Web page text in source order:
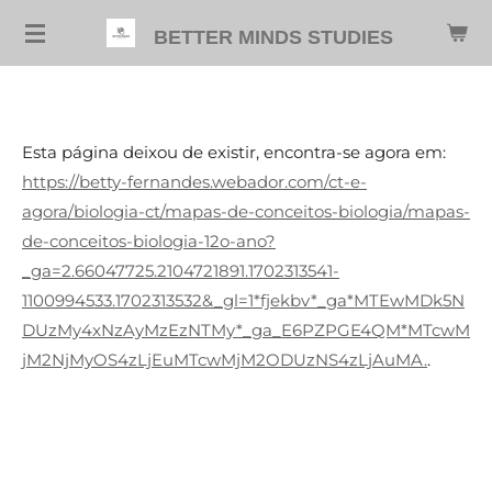
Salta
principal
BETTER MINDS STUDIES
Esta página deixou de existir, encontra-se agora em:
https://betty-fernandes.webador.com/ct-e-
agora/biologia-ct/mapas-de-conceitos-biologia/mapas-
de-conceitos-biologia-12o-ano?
_ga=2.66047725.2104721891.1702313541-
1100994533.1702313532&_gl=1*fjekbv*_ga*MTEwMDk5N
DUzMy4xNzAyMzEzNTMy*_ga_E6PZPGE4QM*MTcwM
jM2NjMyOS4zLjEuMTcwMjM2ODUzNS4zLjAuMA..